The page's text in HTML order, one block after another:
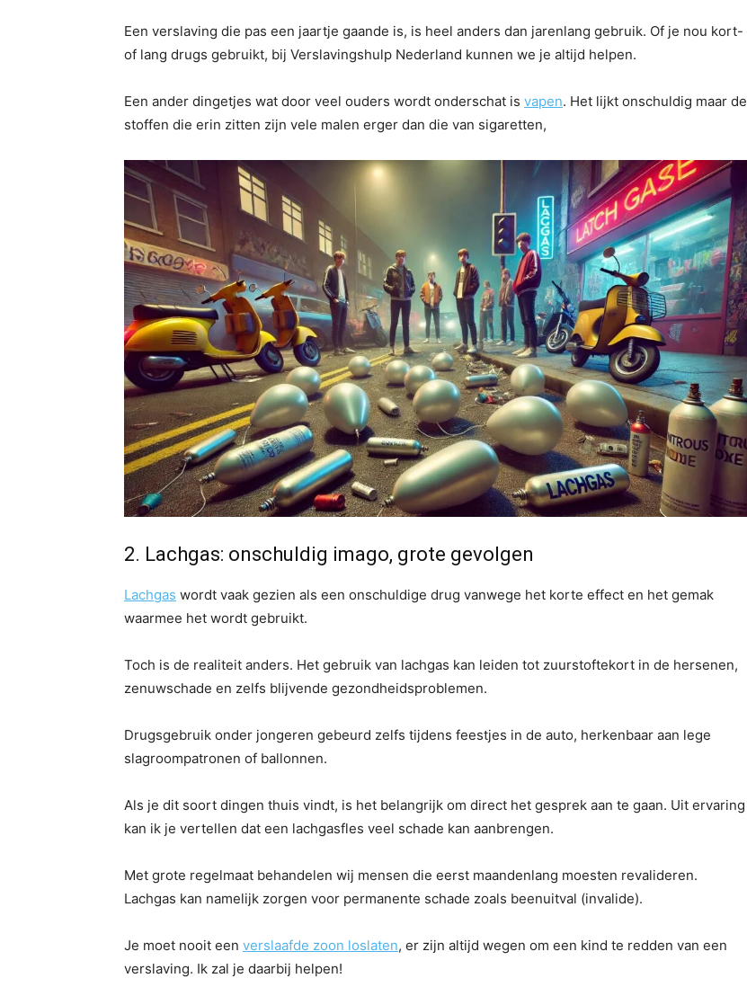
Een verslaving die pas een jaartje gaande is, is heel anders dan jarenlang gebruik. Of je nou kort-
of lang drugs gebruikt, bij Verslavingshulp Nederland kunnen we je altijd helpen.
Een ander dingetjes wat door veel ouders wordt onderschat is vapen. Het lijkt onschuldig maar de
stoffen die erin zitten zijn vele malen erger dan die van sigaretten,
2. Lachgas: onschuldig imago, grote gevolgen
Lachgas wordt vaak gezien als een onschuldige drug vanwege het korte effect en het gemak
waarmee het wordt gebruikt.
Toch is de realiteit anders. Het gebruik van lachgas kan leiden tot zuurstoftekort in de hersenen,
zenuwschade en zelfs blijvende gezondheidsproblemen.
Drugsgebruik onder jongeren gebeurd zelfs tijdens feestjes in de auto, herkenbaar aan lege
slagroompatronen of ballonnen.
Als je dit soort dingen thuis vindt, is het belangrijk om direct het gesprek aan te gaan. Uit ervaring
kan ik je vertellen dat een lachgasfles veel schade kan aanbrengen.
Met grote regelmaat behandelen wij mensen die eerst maandenlang moesten revalideren.
Lachgas kan namelijk zorgen voor permanente schade zoals beenuitval (invalide).
Je moet nooit een verslaafde zoon loslaten, er zijn altijd wegen om een kind te redden van een
verslaving. Ik zal je daarbij helpen!